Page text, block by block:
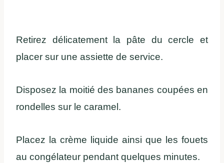
Retirez délicatement la pâte du cercle et
placer sur une assiette de service.
Disposez la moitié des bananes coupées en
rondelles sur le caramel.
Placez la crème liquide ainsi que les fouets
au congélateur pendant quelques minutes.